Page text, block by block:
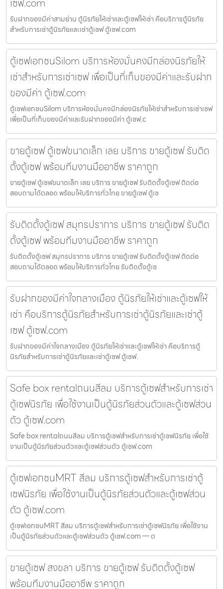
เซฟ.com
รับฝากของมีค่าสามย่าน ตู้นิรภัยให้เช่าและตู้เซฟให้เช่า คือบริการตู้นิรภัย
สำหรับการเช่าตู้นิรภัยและเช่าตู้เซฟ ตู้เซฟ.com
ตู้เซฟเอกชนSilom บริการห้องมั่นคงมีกล่องนิรภัยให้
เช่าสำหรับการเช่าเซฟ เพื่อเป็นที่เก็บของมีค่าและรับฝาก
ของมีค่า ตู้เซฟ.com
ตู้เซฟเอกชนSilom บริการห้องมั่นคงมีกล่องนิรภัยให้เช่าสำหรับการเช่าเซฟ
เพื่อเป็นที่เก็บของมีค่าและรับฝากของมีค่า ตู้เซฟ.c
ขายตู้เซฟ ตู้เซฟขนาดเล็ก เลย บริการ ขายตู้เซฟ รับติด
ตั้งตู้เซฟ พร้อมทีมงานมืออาชีพ ราคาถูก
ขายตู้เซฟ ตู้เซฟขนาดเล็ก เลย บริการ ขายตู้เซฟ รับติดตั้งตู้เซฟ ติดต่อ
สอบถามได้ตลอด พร้อมให้บริการทั่วไทย ขายตู้เซฟ ตู้เซ
รับติดตั้งตู้เซฟ สมุทรปราการ บริการ ขายตู้เซฟ รับติด
ตั้งตู้เซฟ พร้อมทีมงานมืออาชีพ ราคาถูก
รับติดตั้งตู้เซฟ สมุทรปราการ บริการ ขายตู้เซฟ รับติดตั้งตู้เซฟ ติดต่อ
สอบถามได้ตลอด พร้อมให้บริการทั่วไทย รับติดตั้งตู้เซ
รับฝากของมีค่าใจกลางเมือง ตู้นิรภัยให้เช่าและตู้เซฟให้
เช่า คือบริการตู้นิรภัยสำหรับการเช่าตู้นิรภัยและเช่าตู้
เซฟ ตู้เซฟ.com
รับฝากของมีค่าใจกลางเมือง ตู้นิรภัยให้เช่าและตู้เซฟให้เช่า คือบริการตู้
นิรภัยสำหรับการเช่าตู้นิรภัยและเช่าตู้เซฟ ตู้เซฟ.
Safe box rentalถนนสีลม บริการตู้เซฟสำหรับการเช่า
ตู้เซฟนิรภัย เพื่อใช้งานเป็นตู้นิรภัยส่วนตัวและตู้เซฟส่วน
ตัว ตู้เซฟ.com
Safe box rentalถนนสีลม บริการตู้เซฟสำหรับการเช่าตู้เซฟนิรภัย เพื่อใช้
งานเป็นตู้นิรภัยส่วนตัวและตู้เซฟส่วนตัว ตู้เซฟ.com
ตู้เซฟเอกชนMRT สีลม บริการตู้เซฟสำหรับการเช่าตู้
เซฟนิรภัย เพื่อใช้งานเป็นตู้นิรภัยส่วนตัวและตู้เซฟส่วน
ตัว ตู้เซฟ.com
ตู้เซฟเอกชนMRT สีลม บริการตู้เซฟสำหรับการเช่าตู้เซฟนิรภัย เพื่อใช้งาน
เป็นตู้นิรภัยส่วนตัวและตู้เซฟส่วนตัว ตู้เซฟ.com — ต
ขายตู้เซฟ สงขลา บริการ ขายตู้เซฟ รับติดตั้งตู้เซฟ
พร้อมทีมงานมืออาชีพ ราคาถูก